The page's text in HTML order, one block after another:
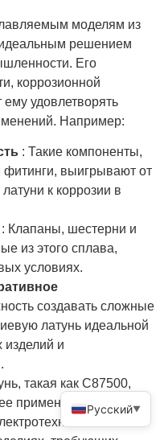
моделям из
идеальным решением
Его
коррозионной
ему удовлетворять
Например:
: Такие компоненты,
выигрывают от
к коррозии в
: Клапаны, шестерни и
из этого сплава,
условиях.
создавать сложные
латунь идеальной
изделий и
такая как C87500,
применения. Этот
Русский▼